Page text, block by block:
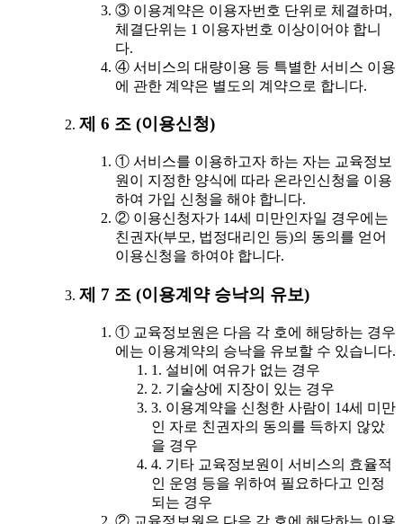
③ 이용계약은 이용자번호 단위로 체결하며,
체결단위는 1 이용자번호 이상이어야 합니
다.
④ 서비스의 대량이용 등 특별한 서비스 이용
에 관한 계약은 별도의 계약으로 합니다.
제 6 조 (이용신청)
① 서비스를 이용하고자 하는 자는 교육정보
원이 지정한 양식에 따라 온라인신청을 이용
하여 가입 신청을 해야 합니다.
② 이용신청자가 14세 미만인자일 경우에는
친권자(부모, 법정대리인 등)의 동의를 얻어
이용신청을 하여야 합니다.
제 7 조 (이용계약 승낙의 유보)
① 교육정보원은 다음 각 호에 해당하는 경우
에는 이용계약의 승낙을 유보할 수 있습니다.
1. 설비에 여유가 없는 경우
2. 기술상에 지장이 있는 경우
3. 이용계약을 신청한 사람이 14세 미만
인 자로 친권자의 동의를 득하지 않았
을 경우
4. 기타 교육정보원이 서비스의 효율적
인 운영 등을 위하여 필요하다고 인정
되는 경우
② 교육정보원은 다음 각 호에 해당하는 이용